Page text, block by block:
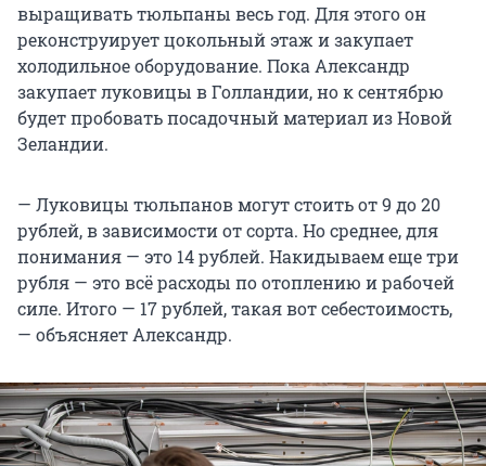
выращивать тюльпаны весь год. Для этого он
реконструирует цокольный этаж и закупает
холодильное оборудование. Пока Александр
закупает луковицы в Голландии, но к сентябрю
будет пробовать посадочный материал из Новой
Зеландии.
— Луковицы тюльпанов могут стоить от 9 до 20
рублей, в зависимости от сорта. Но среднее, для
понимания — это 14 рублей. Накидываем еще три
рубля — это всё расходы по отоплению и рабочей
силе. Итого — 17 рублей, такая вот себестоимость,
— объясняет Александр.